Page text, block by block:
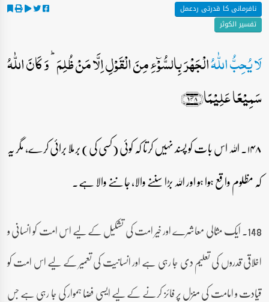
نافرمانی کا قدرتی ردعمل
تفسیر الکوثر
لَا یُحِبُّ اللّٰہُالۡجَہۡرَ بِالسُّوۡٓءِ مِنَ الۡقَوۡلِ اِلَّا مَنۡ ظُلِمَ ؕ وَ کَانَ اللّٰہُ
سَمِیۡعًا عَلِیۡمًا﴿۱۴۸﴾
۱۴۸۔ اللہ اس بات کو پسند نہیں کرتا کہ کوئی (کسی کی) برملا برائی کرے، مگر یہ
کہ مظلوم واقع ہوا ہو اور اللہ بڑا سننے والا، جاننے والا ہے۔
148۔ ایک مثالی معاشرے اور خیر امت کی تشکیل کے لیے اس امت کو انسانی و
اخلاقی قدروں کی تعلیم دی جا رہی ہے اور انسانیت کی تعمیر کے لیے اس امت کو
قیادت و امامت کی منزل پر فائز کرنے کے لیے ایسی فضا ہموار کی جا رہی ہے جس